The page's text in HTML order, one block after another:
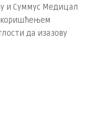
и Суммус Медицал
коришћењем
да изазову